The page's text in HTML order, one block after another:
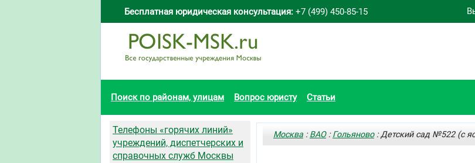
Бесплатная юридическая консультация: +7 (499) 450-85-15
Поиск по районам, улицам Вопрос юристу Статьи
Москва :ВАО:Гольяново: Детский сад №522 (с
Телефоны «горячих линий»
учреждений, диспетчерских и
справочных служб Москвы